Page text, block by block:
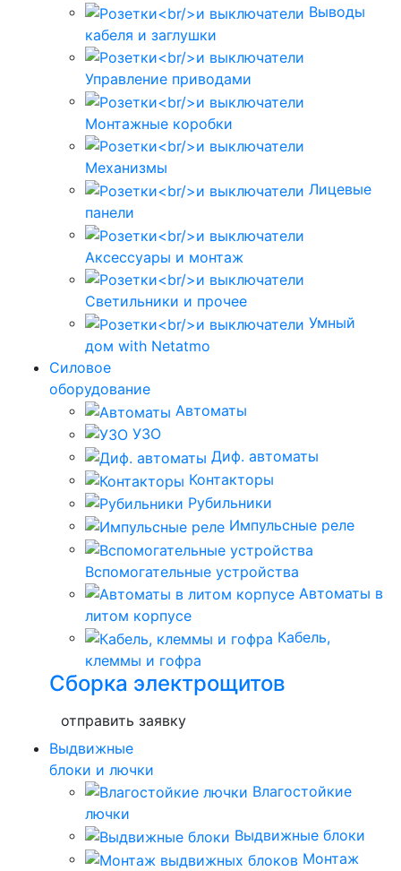
Выводы
кабеля и заглушки
Управление приводами
Монтажные коробки
Механизмы
Лицевые
панели
Аксессуары и монтаж
Светильники и прочее
Умный
дом with Netatmo
Силовое
оборудование
Автоматы
УЗО
Диф. автоматы
Контакторы
Рубильники
Импульсные реле
Вспомогательные устройства
Автоматы в
литом корпусе
Кабель,
клеммы и гофра
Сборка электрощитов
отправить заявку
Выдвижные
блоки и лючки
Влагостойкие
лючки
Выдвижные блоки
Монтаж